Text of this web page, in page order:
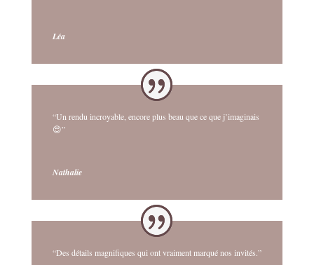
Léa
“Un rendu incroyable, encore plus beau que ce que j’imaginais
😍”
Nathalie
“Des détails magnifiques qui ont vraiment marqué nos invités.”